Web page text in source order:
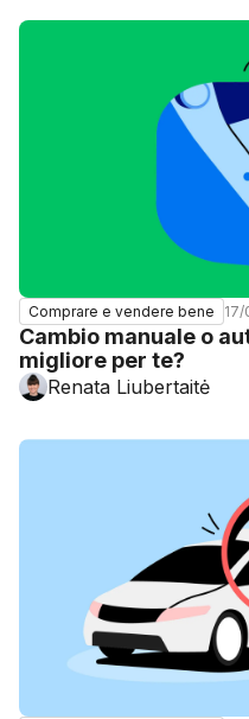
Comprare e vendere bene
Cambio manuale o
migliore per te?
Renata Liubertaitė